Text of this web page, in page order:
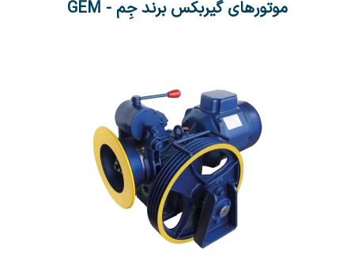
موتورهای گیربکس برند جِم - GEM